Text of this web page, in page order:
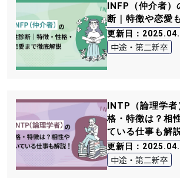
INFP（仲介者）
断｜特徴や恋愛
更新日：
中途・第二新卒
INTP（論理学者
格・特徴は？相
ている仕事も解
更新日：
中途・第二新卒